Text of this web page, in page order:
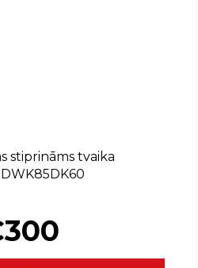
stiprināms tvaika